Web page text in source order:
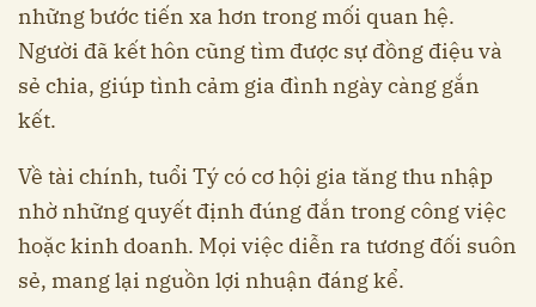
những bước tiến xa hơn trong mối quan hệ.
Người đã kết hôn cũng tìm được sự đồng điệu và
sẻ chia, giúp tình cảm gia đình ngày càng gắn
kết.
Về tài chính, tuổi Tý có cơ hội gia tăng thu nhập
nhờ những quyết định đúng đắn trong công việc
hoặc kinh doanh. Mọi việc diễn ra tương đối suôn
sẻ, mang lại nguồn lợi nhuận đáng kể.